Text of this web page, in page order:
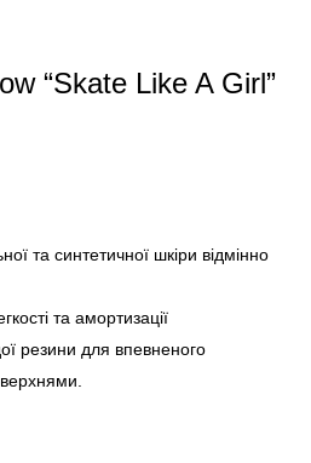
“Skate Like A Girl”
та синтетичної шкіри відмінно
та амортизації
резини для впевненого